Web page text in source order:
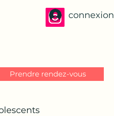
connexion
Prendre rendez-vous